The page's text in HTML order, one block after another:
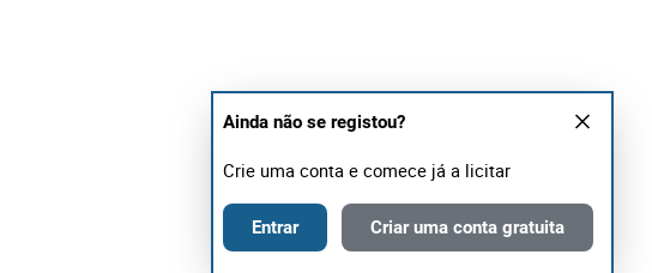
Ainda não se registou?
Crie uma conta e comece já a licitar
Entrar Criar uma conta gratuita